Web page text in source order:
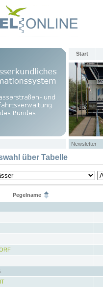
Start
Newsletter
über Tabelle
Pegelname